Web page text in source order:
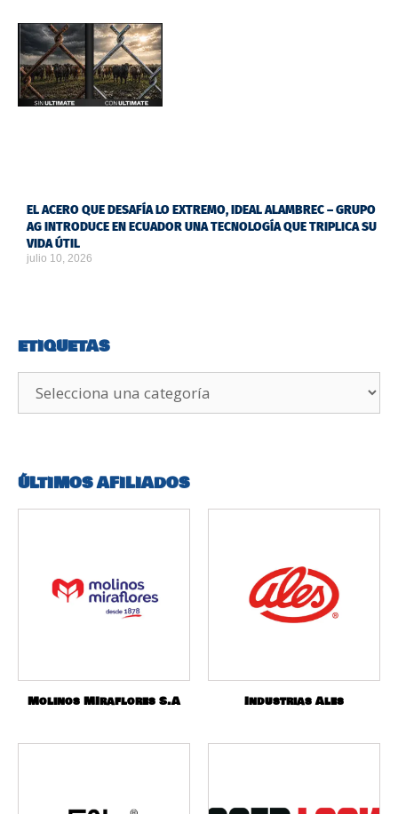
EL ACERO QUE DESAFÍA LO EXTREMO, IDEAL ALAMBREC – GRUPO
AG INTRODUCE EN ECUADOR UNA TECNOLOGÍA QUE TRIPLICA SU
VIDA ÚTIL
julio 10, 2026
ETIQUETAS
ÚLTIMOS AFILIADOS
Molinos MIraflores S.A Industrias Ales